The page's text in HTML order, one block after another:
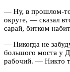
— Ну, в прошлом-то
округе, — сказал
сарай, битком
— Никогда не
большого моста у
рабочий. — Никто